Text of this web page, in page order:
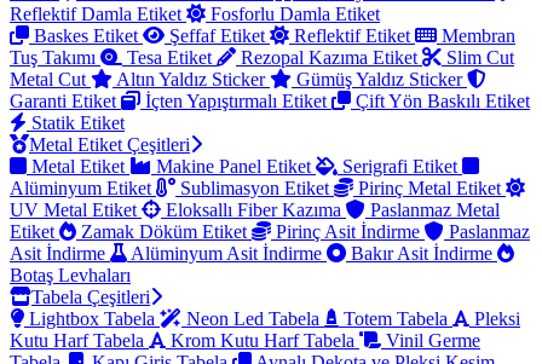
Reflektif Damla Etiket
Fosforlu Damla Etiket
Baskes Etiket
Şeffaf Etiket Reflektif Etiket
Membran
Tuş Takımı
Tesa Etiket Rezopal Kazıma Etiket
Slim Cut
Metal Cut
Altın Yaldız Sticker
Gümüş Yaldız Sticker
Garanti Etiket
İçten Yapıştırmalı Etiket
Çift Yön Baskılı Etiket
Statik Etiket
Metal Etiket Çeşitleri
Metal Etiket
Makine Panel Etiket
Serigrafi Etiket
Alüminyum Etiket
Sublimasyon Etiket
Pirinç Metal Etiket
UV Metal Etiket
Eloksallı Fiber Kazıma
Paslanmaz Metal
Etiket
Zamak Döküm Etiket Pirinç Asit İndirme
Paslanmaz
Asit İndirme
Alüminyum Asit İndirme
Bakır Asit İndirme
Botaş Levhaları
Tabela Çeşitleri
Lightbox Tabela
Neon Led Tabela Totem Tabela
Pleksi
Kutu Harf Tabela
Krom Kutu Harf Tabela
Vinil Germe